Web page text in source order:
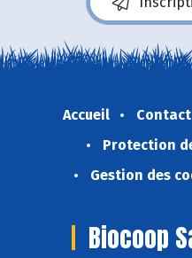
Accueil Contact
Protection
Gestion des
Biocoop